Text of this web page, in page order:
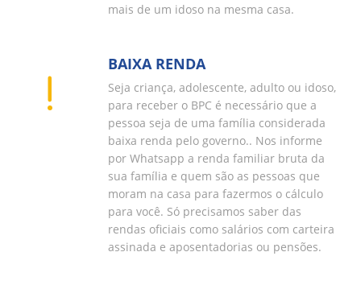
mais de um idoso na mesma casa.
BAIXA RENDA
Seja criança, adolescente, adulto ou idoso,
para receber o BPC é necessário que a
pessoa seja de uma família considerada
baixa renda pelo governo.. Nos informe
por Whatsapp a renda familiar bruta da
sua família e quem são as pessoas que
moram na casa para fazermos o cálculo
para você. Só precisamos saber das
rendas oficiais como salários com carteira
assinada e aposentadorias ou pensões.